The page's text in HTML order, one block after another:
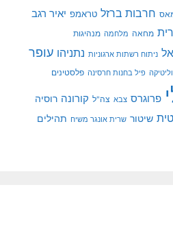
חרבות ברזל טראמפ יאיר רגב
מחאה מלחמה מנהיגות
ניתוח רשתות ארגוניות נתניהו עופר
פיל בחנות חרסינה פלסטינים
פרוגרס צבא צה"ל קורונה רוסיה
שיטור שרית אונגר משיח תהילים